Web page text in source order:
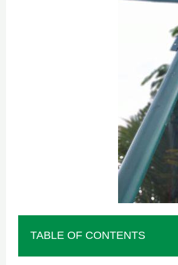
TABLE OF CONTENTS